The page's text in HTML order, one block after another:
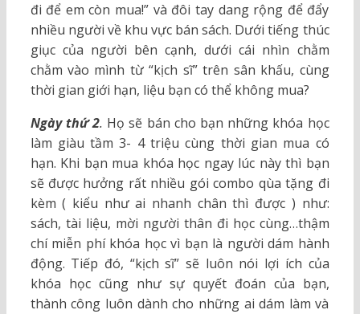
đi để em còn mua!” và đôi tay dang rộng để đẩy
nhiều người về khu vực bán sách. Dưới tiếng thúc
giục của người bên cạnh, dưới cái nhìn chằm
chằm vào mình từ “kịch sĩ” trên sân khấu, cùng
thời gian giới hạn, liệu bạn có thể không mua?
Ngày thứ 2. Họ sẽ bán cho bạn những khóa học
làm giàu tầm 3- 4 triệu cùng thời gian mua có
hạn. Khi bạn mua khóa học ngay lúc này thì bạn
sẽ được hưởng rất nhiều gói combo qùa tặng đi
kèm ( kiểu như ai nhanh chân thì được ) như:
sách, tài liệu, mời người thân đi học cùng…thậm
chí miễn phí khóa học vì bạn là người dám hành
động. Tiếp đó, “kịch sĩ” sẽ luôn nói lợi ích của
khóa học cũng như sự quyết đoán của bạn,
thành công luôn dành cho những ai dám làm và